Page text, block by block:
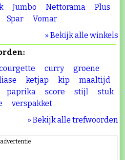
Jumbo Nettorama
Plus
Spar
Vomar
» Bekijk alle winkels
curry
groene
ketjap kip
maaltijd
paprika score stijl
stuk
verspakket
» Bekijk alle trefwoorden
advertentie